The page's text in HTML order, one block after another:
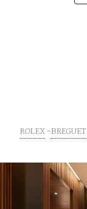
ROLEX BREGUET